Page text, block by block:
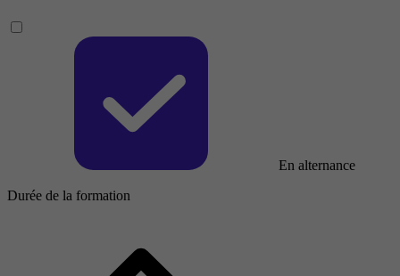
En alternance
Durée de la formation